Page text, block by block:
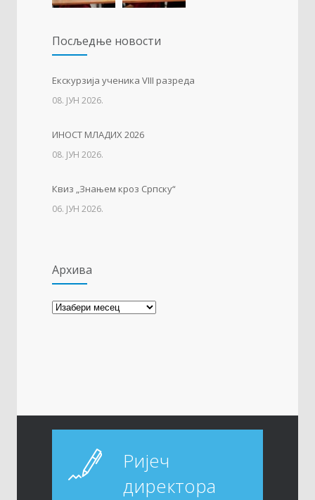
Упис дјеце у први разред
01. ФЕБРУАР 2023.
Тесла позива на квиз
14. АПРИЛ 2021.
Свјетски дан вода
Посљедњe новости
Eкскурзија ученика VIII разреда
08. ЈУН 2026.
ИНОСТ МЛАДИХ 2026
08. ЈУН 2026.
Квиз „Знањем кроз Српску“
06. ЈУН 2026.
Архива
Архива
Ријеч
директора